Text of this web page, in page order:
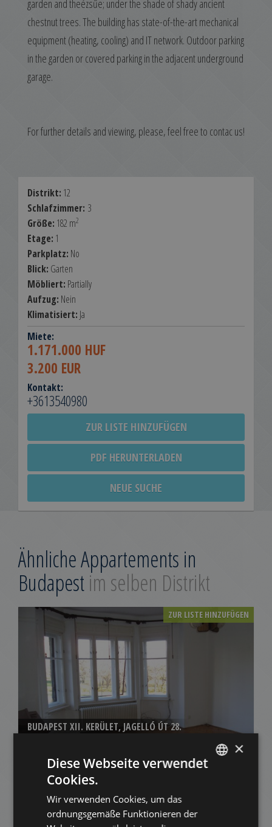
garden and theézsűe; under the shade of shady ancient
chestnut trees. The building has state-of-the-art mechanical
equipment (heating, cooling) and IT network. Outdoor parking
in the garden or covered parking in the adjacent underground
garage.
For further details and viewing, please, feel free to contac us!
Distrikt: 12
Schlafzimmer: 3
Größe: 182 m2
Etage: 1
Parkplatz: No
Blick: Garten
Möbliert: Partially
Aufzug: Nein
Klimatisiert: Ja
Miete:
1.171.000 HUF
3.200 EUR
Kontakt:
+3613540980
ZUR LISTE HINZUFÜGEN
PDF HERUNTERLADEN
NEUE SUCHE
Ähnliche Appartements in
Budapestim selben Distrikt
ZUR LISTE HINZUFÜGEN
BUDAPEST XII. KERÜLET, JAGELLÓ ÚT 28.
Distrikt 12 • 3 Schlafzimmer • 137 m2
ZUR LISTE HINZUFÜGEN
×
Diese Webseite verwendet
Cookies.
Wir verwenden Cookies, um das
ordnungsgemäße Funktionieren der